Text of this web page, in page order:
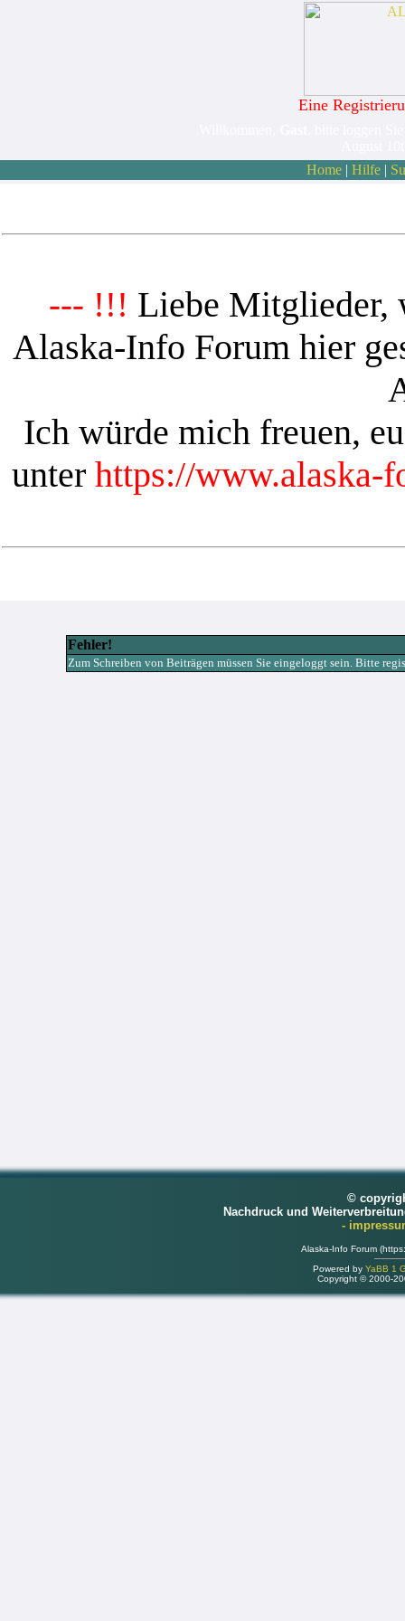
Eine
Home| Hilfe|
--- !!! Liebe Mitglieder,
Alaska-Info Forum hier
Ich würde mich freuen,
unter https://www.alaska-
Fehler!
Zum Schreiben von Beiträgen müssen Sie eingeloggt sein. Bitte
©
Nachdruck und
-
Alaska-Info Forum
Powered by YaBB 1
Copyright © 2000-